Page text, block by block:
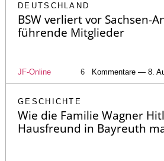
DEUTSCHLAND
BSW verliert vor Sachsen-
führende Mitglieder
JF-Online 6 Kommentare — 8.
GESCHICHTE
Wie die Familie Wagner
Hausfreund in Bayreuth